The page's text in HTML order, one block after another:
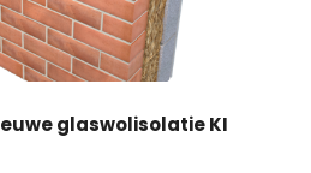
glaswolisolatie KI